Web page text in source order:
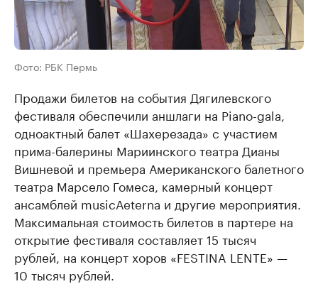
Фото: РБК Пермь
Продажи билетов на события Дягилевского
фестиваля обеспечили аншлаги на Piano-gala,
одноактный балет «Шахерезада» с участием
прима-балерины Мариинского театра Дианы
Вишневой и ​премьера Американского балетного
театра Марсело Гомеса, камерный концерт
ансамблей musicАeterna и другие мероприятия.
Максимальная стоимость билетов в партере на
открытие фестиваля составляет 15 тысяч
рублей, на концерт хоров «FESTINA LENTE» —
10 тысяч рублей.